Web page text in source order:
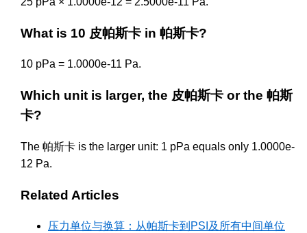
What is 10 皮帕斯卡 in 帕斯卡?
10 pPa = 1.0000e-11 Pa.
Which unit is larger, the 皮帕斯卡 or the 帕斯
卡?
The 帕斯卡 is the larger unit: 1 pPa equals only 1.0000e-
12 Pa.
Related Articles
压力单位与换算：从帕斯卡到PSI及所有中间单位